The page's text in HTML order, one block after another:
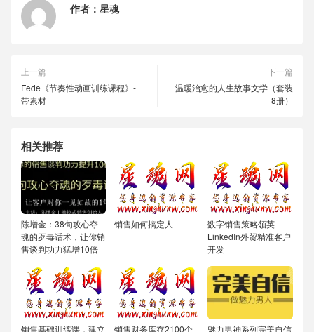
作者： 星魂
上一篇
Fede《节奏性动画训练课程》-
带素材
下一篇
温暖治愈的人生故事文学（套装
8册）
相关推荐
陈增金：38句攻心夺
魂的歹毒话术，让你销
售谈判功力猛增10倍
销售如何搞定人
数字销售策略领英
LinkedIn外贸精准客户
开发
销售基础训练课，建立 销售财务库存2100个 魅力男神系列完美自信